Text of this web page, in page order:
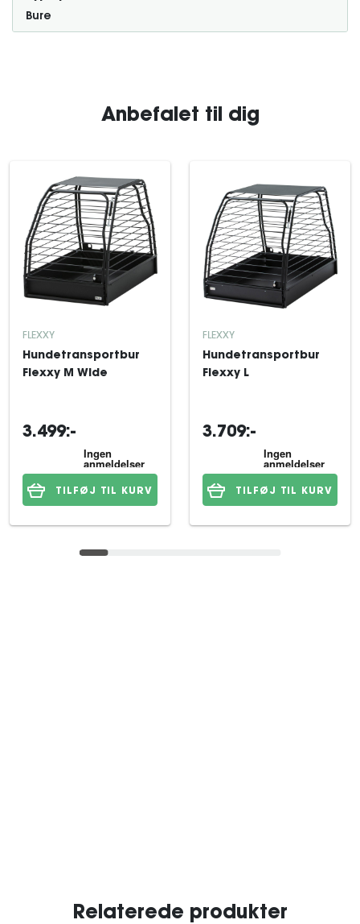
Bure
Anbefalet til dig
FLEXXY
Hundetransportbur
Flexxy M Wide
3.499:-
TILFØJ TIL KURV
FLEXXY
Hundetransportbur
Flexxy L
3.709:-
TILFØJ TIL KURV
Relaterede produkter